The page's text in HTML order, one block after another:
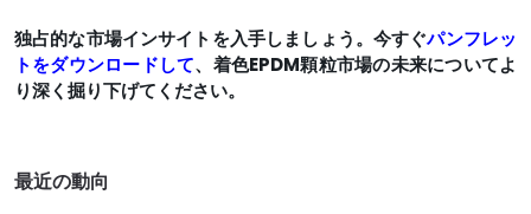
独占的な市場インサイトを入手しましょう。今すぐパンフレッ
トをダウンロードして、着色EPDM顆粒市場の未来についてよ
り深く掘り下げてください。
最近の動向